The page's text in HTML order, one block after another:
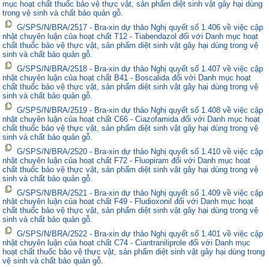
mục hoạt chất thuốc bảo vệ thực vật, sản phẩm diệt sinh vật gây hại dùng
trong vệ sinh và chất bảo quản gỗ.
G/SPS/N/BRA/2517 - Bra-xin dự thảo Nghị quyết số 1.406 về việc cập
nhật chuyên luận của hoạt chất T12 - Tiabendazol đối với Danh mục hoạt
chất thuốc bảo vệ thực vật, sản phẩm diệt sinh vật gây hại dùng trong vệ
sinh và chất bảo quản gỗ.
G/SPS/N/BRA/2518 - Bra-xin dự thảo Nghị quyết số 1.407 về việc cập
nhật chuyên luận của hoạt chất B41 - Boscalida đối với Danh mục hoạt
chất thuốc bảo vệ thực vật, sản phẩm diệt sinh vật gây hại dùng trong vệ
sinh và chất bảo quản gỗ.
G/SPS/N/BRA/2519 - Bra-xin dự thảo Nghị quyết số 1.408 về việc cập
nhật chuyên luận của hoạt chất C66 - Ciazofamida đối với Danh mục hoạt
chất thuốc bảo vệ thực vật, sản phẩm diệt sinh vật gây hại dùng trong vệ
sinh và chất bảo quản gỗ.
G/SPS/N/BRA/2520 - Bra-xin dự thảo Nghị quyết số 1.410 về việc cập
nhật chuyên luận của hoạt chất F72 - Fluopiram đối với Danh mục hoạt
chất thuốc bảo vệ thực vật, sản phẩm diệt sinh vật gây hại dùng trong vệ
sinh và chất bảo quản gỗ.
G/SPS/N/BRA/2521 - Bra-xin dự thảo Nghị quyết số 1.409 về việc cập
nhật chuyên luận của hoạt chất F49 - Fludioxonil đối với Danh mục hoạt
chất thuốc bảo vệ thực vật, sản phẩm diệt sinh vật gây hại dùng trong vệ
sinh và chất bảo quản gỗ.
G/SPS/N/BRA/2522 - Bra-xin dự thảo Nghị quyết số 1.401 về việc cập
nhật chuyên luận của hoạt chất C74 - Ciantraniliprole đối với Danh mục
hoạt chất thuốc bảo vệ thực vật, sản phẩm diệt sinh vật gây hại dùng trong
vệ sinh và chất bảo quản gỗ.